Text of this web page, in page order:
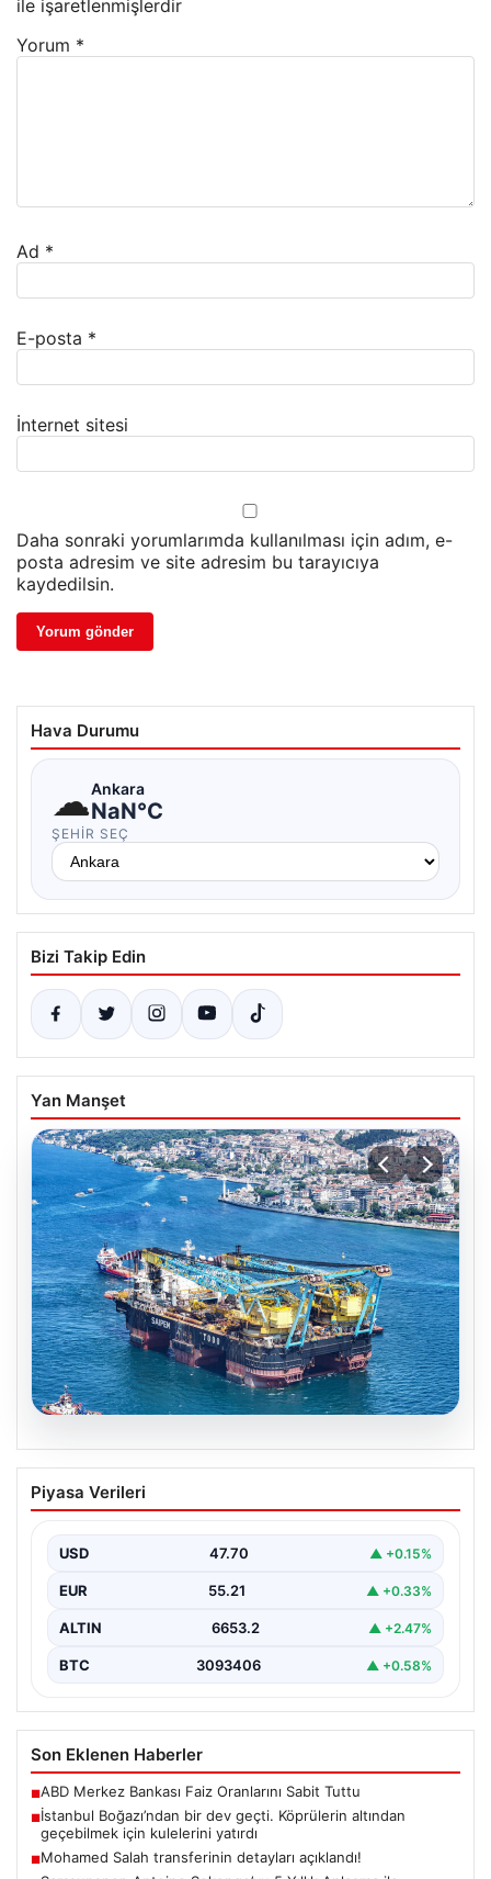
ile işaretlenmişlerdir
Yorum *
Ad *
E-posta *
İnternet sitesi
Daha sonraki yorumlarımda kullanılması için adım, e-
posta adresim ve site adresim bu tarayıcıya
kaydedilsin.
Hava Durumu
☁Ankara
NaN°C
ŞEHIR SEÇ
Bizi Takip Edin
Yan Manşet
06.08.2026
İstanbul Boğazı’ndan bir dev geçti.
Köprülerin altından geçebilmek için
Piyasa Verileri
USD 47.70 ▲ +0.15%
EUR 55.21 ▲ +0.33%
ALTIN 6653.2 ▲ +2.47%
BTC 3093406 ▲ +0.58%
Son Eklenen Haberler
■ABD Merkez Bankası Faiz Oranlarını Sabit Tuttu
■İstanbul Boğazı’ndan bir dev geçti. Köprülerin altından
geçebilmek için kulelerini yatırdı
■Mohamed Salah transferinin detayları açıklandı!